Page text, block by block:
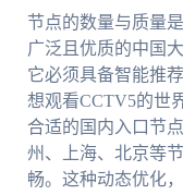
节点的数量与质量
广泛且优质的中国
它必须具备智能推
想观看CCTV5的世
合适的国内入口节
州、上海、北京等
畅。这种动态优化